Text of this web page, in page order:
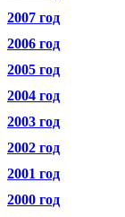
2007 год
2006 год
2005 год
2004 год
2003 год
2002 год
2001 год
2000 год